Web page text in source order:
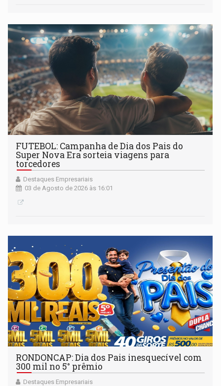
FUTEBOL: Campanha de Dia dos Pais do
Super Nova Era sorteia viagens para
torcedores
Destaques Empresariais
03 de Agosto de 2026 às 16:01
RONDONCAP: Dia dos Pais inesquecível com
300 mil no 5° prêmio
Destaques Empresariais